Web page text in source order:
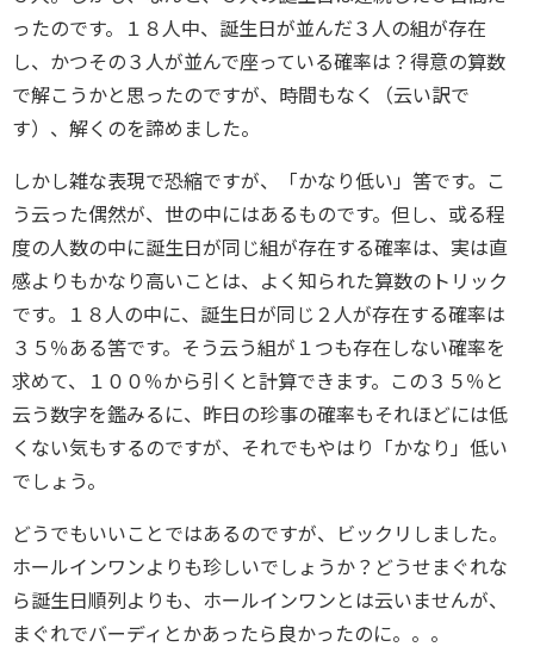
ったのです。１８人中、誕生日が並んだ３人の組が存在
し、かつその３人が並んで座っている確率は？得意の算数
で解こうかと思ったのですが、時間もなく（云い訳で
す）、解くのを諦めました。
しかし雑な表現で恐縮ですが、「かなり低い」筈です。こ
う云った偶然が、世の中にはあるものです。但し、或る程
度の人数の中に誕生日が同じ組が存在する確率は、実は直
感よりもかなり高いことは、よく知られた算数のトリック
です。１８人の中に、誕生日が同じ２人が存在する確率は
３５％ある筈です。そう云う組が１つも存在しない確率を
求めて、１００％から引くと計算できます。この３５％と
云う数字を鑑みるに、昨日の珍事の確率もそれほどには低
くない気もするのですが、それでもやはり「かなり」低い
でしょう。
どうでもいいことではあるのですが、ビックリしました。
ホールインワンよりも珍しいでしょうか？どうせまぐれな
ら誕生日順列よりも、ホールインワンとは云いませんが、
まぐれでバーディとかあったら良かったのに。。。